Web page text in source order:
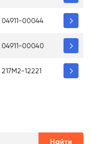
04911-00044
04911-00040
217M2-12221
Найти